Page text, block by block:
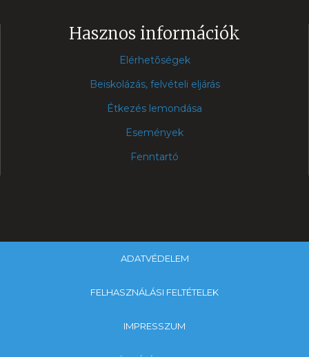
Hasznos információk
Elérhetõségek
Beiskolázás, felvételi eljárás
Étkezés lemondása
Események
Fenntartó
ADATVÉDELEM
FELHASZNÁLÁSI FELTÉTELEK
IMPRESSZUM